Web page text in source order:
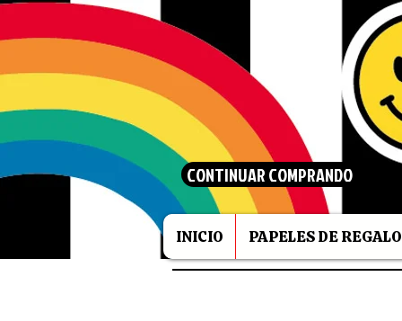
INICIO PAPELES DE REGALO
CONTINUAR COMPRANDO